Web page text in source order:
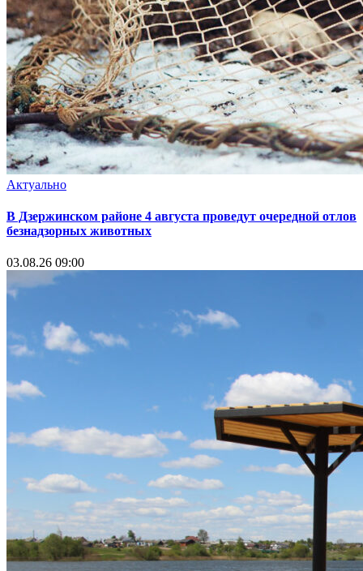
Актуально
В Дзержинском районе 4 августа проведут очередной отлов
безнадзорных животных
03.08.26 09:00